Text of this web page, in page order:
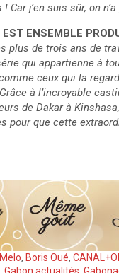
j’en suis sûr, on
ENSEMBLE
de trois ans de
qui appartienne à
ceux qui la
à l’incroyable
de Dakar à
pour que cette
, Boris Oué,